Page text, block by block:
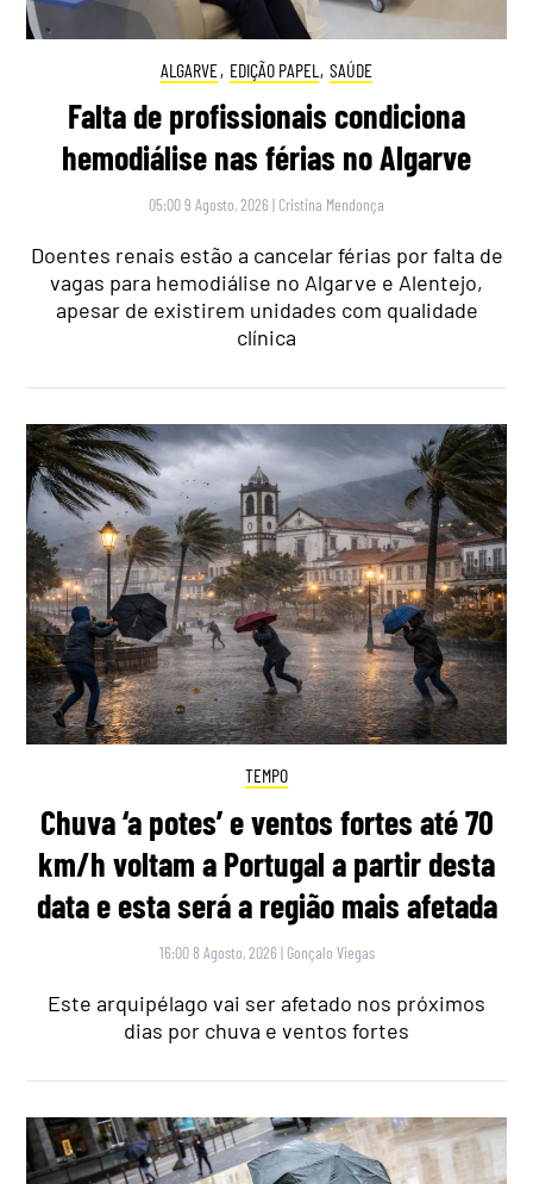
ALGARVE, EDIÇÃO PAPEL , SAÚDE
Falta de profissionais condiciona
hemodiálise nas férias no Algarve
05:00 9 Agosto, 2026 | Cristina Mendonça
Doentes renais estão a cancelar férias por falta de
vagas para hemodiálise no Algarve e Alentejo,
apesar de existirem unidades com qualidade
clínica
TEMPO
Chuva ‘a potes’ e ventos fortes até 70
km/h voltam a Portugal a partir desta
data e esta será a região mais afetada
16:00 8 Agosto, 2026 | Gonçalo Viegas
Este arquipélago vai ser afetado nos próximos
dias por chuva e ventos fortes